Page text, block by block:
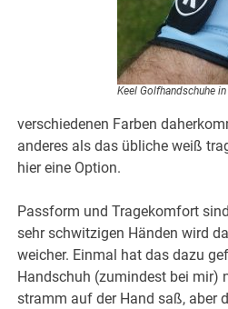
Keel Golfhandschuhe
verschiedenen Farben
anderes als das übliche weiß
hier eine Option.
Passform und Tragekomfort
sehr schwitzigen Händen wird
weicher. Einmal hat das dazu
Handschuh (zumindest bei mir)
stramm auf der Hand saß, aber